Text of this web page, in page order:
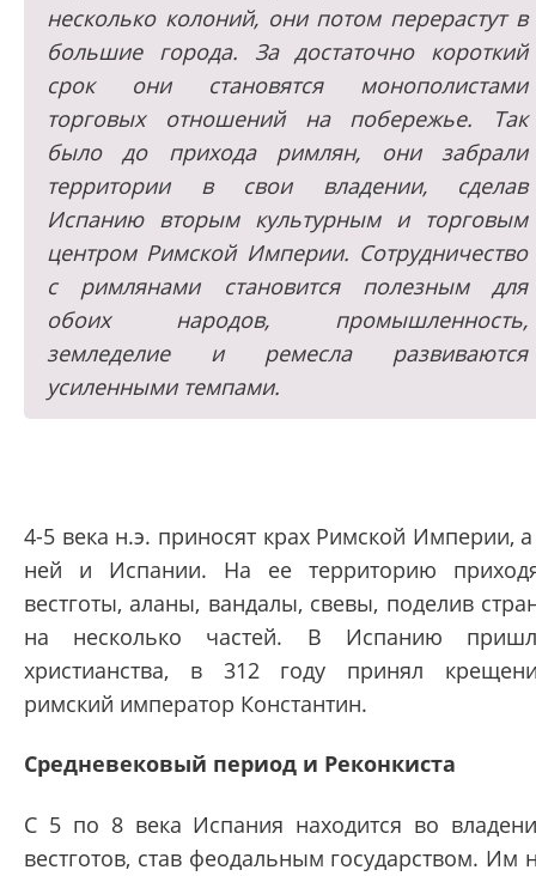
несколько колоний, они потом перерастут в
большие города. За достаточно короткий
срок они становятся монополистами
торговых отношений на побережье. Так
было до прихода римлян, они забрали
территории в свои владении, сделав
Испанию вторым культурным и торговым
центром Римской Империи. Сотрудничество
с римлянами становится полезным для
обоих народов, промышленность,
земледелие и ремесла развиваются
усиленными темпами.
4-5 века н.э. приносят крах Римской Империи,
ней и Испании. На ее территорию
вестготы, аланы, вандалы, свевы, поделив
на несколько частей. В Испанию
христианства, в 312 году принял
римский император Константин.
Средневековый период и Реконкиста
C 5 по 8 века Испания находится во
вестготов, став феодальным государством. Им